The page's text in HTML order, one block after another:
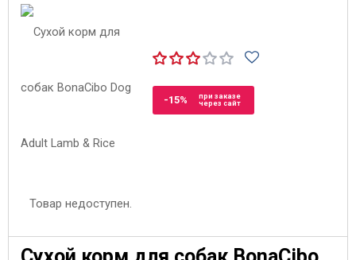
-15%
при заказе
через сайт
Товар недоступен.